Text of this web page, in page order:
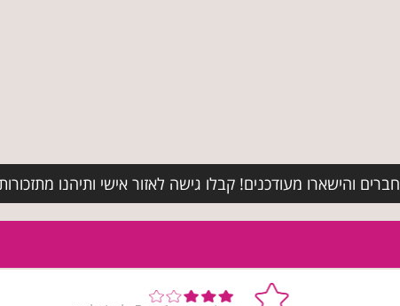
והישארו מעודכנים! קבלו גישה לאזור אישי ותיהנו